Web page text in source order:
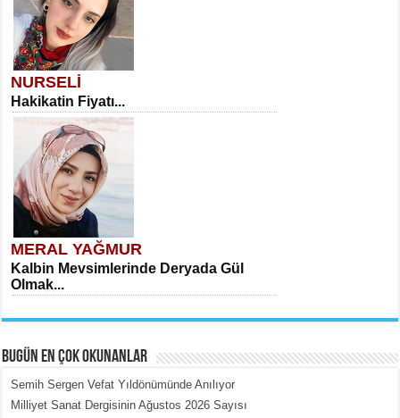
NURSELİ
Hakikatin Fiyatı...
MERAL YAĞMUR
Kalbin Mevsimlerinde Deryada Gül
Olmak...
BUGÜN EN ÇOK OKUNANLAR
Semih Sergen Vefat Yıldönümünde Anılıyor
Milliyet Sanat Dergisinin Ağustos 2026 Sayısı